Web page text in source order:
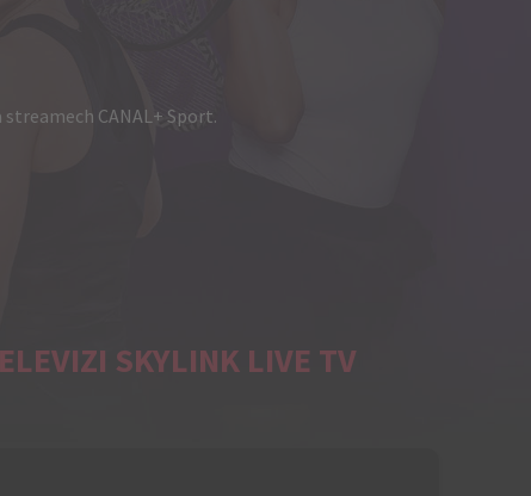
CANAL+ Sport.
SKYLINK LIVE TV